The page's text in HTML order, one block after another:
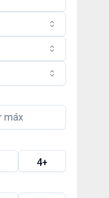
4+